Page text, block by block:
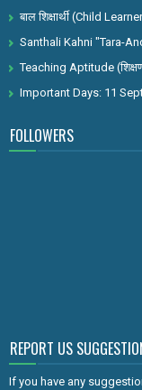
बाल शिक्षार्थी (Child
Santhali Kahni "Tara-
Teaching Aptitude (शिक्षण
Important Days: 11
FOLLOWERS
REPORT US
If you have any